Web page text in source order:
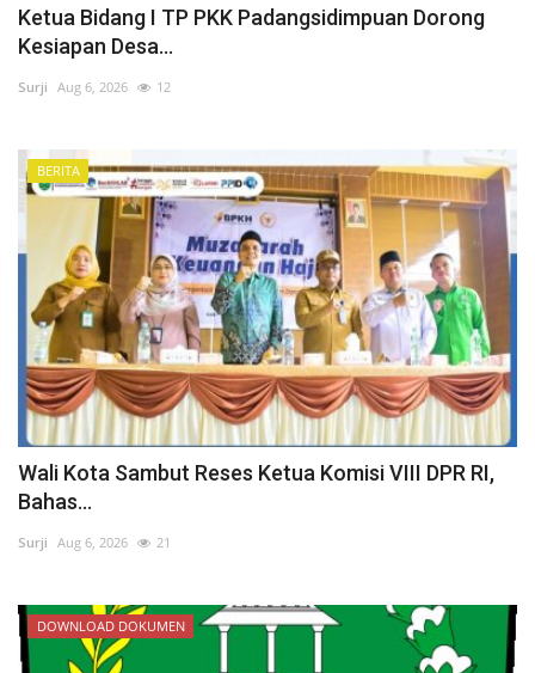
Ketua Bidang I TP PKK Padangsidimpuan Dorong
Kesiapan Desa...
Surji Aug 6, 2026 12
BERITA
Wali Kota Sambut Reses Ketua Komisi VIII DPR RI,
Bahas...
Surji Aug 6, 2026 21
DOWNLOAD DOKUMEN